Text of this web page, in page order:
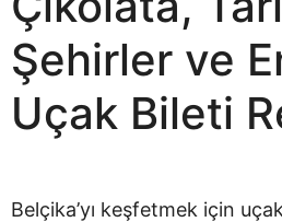
Şehirler ve
Uçak Bileti
Belçika’yı keşfetmek için